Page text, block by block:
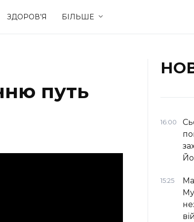
ЗДОРОВ’Я БІЛЬШЕ
Стиль життя
путь
16:00
15:25